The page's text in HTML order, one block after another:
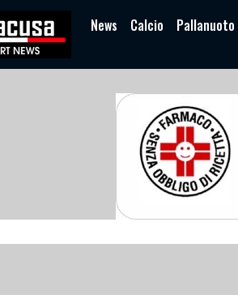
News Calcio Pallanuoto